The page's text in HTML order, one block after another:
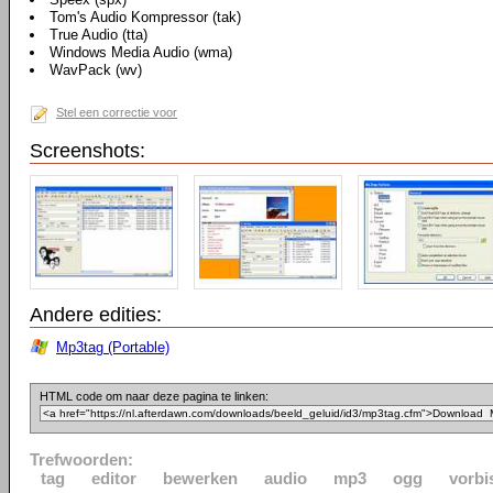
Tom's Audio Kompressor (tak)
True Audio (tta)
Windows Media Audio (wma)
WavPack (wv)
Stel een correctie voor
Screenshots:
Andere edities:
Mp3tag (Portable)
HTML code om naar deze pagina te linken:
Trefwoorden:
tag
editor bewerken audio mp3 ogg